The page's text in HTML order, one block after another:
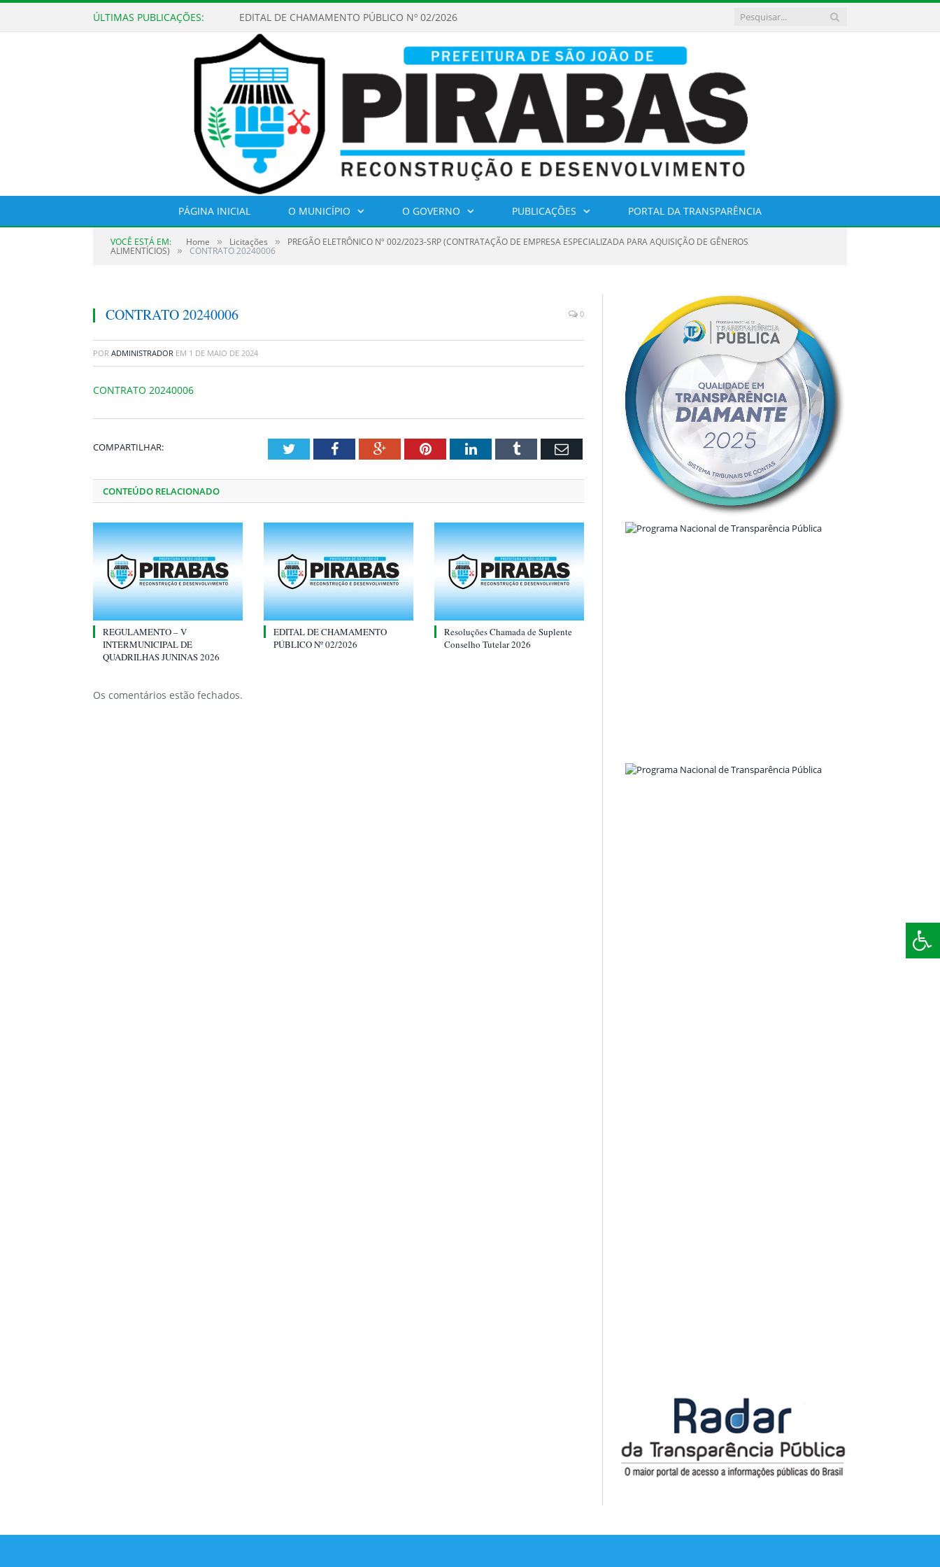
ÚLTIMAS PUBLICAÇÕES: EDITAL DE CHAMAMENTO PÚBLICO Nº 02/2026
PÁGINA INICIAL O MUNICÍPIO O GOVERNO PUBLICAÇÕES PORTAL DA TRANSPARÊNCIA
VOCÊ ESTÁ EM: Home » Licitações » PREGÃO ELETRÔNICO Nº 002/2023-SRP (CONTRATAÇÃO DE EMPRESA ESPECIALIZADA PARA AQUISIÇÃO DE GÊNEROS
ALIMENTÍCIOS) » CONTRATO 20240006
CONTRATO 20240006 0
POR ADMINISTRADOR EM 1 DE MAIO DE 2024
CONTRATO 20240006
COMPARTILHAR: TwitterFacebookGoogle+PinterestLinkedInTumblr Email
CONTEÚDO RELACIONADO
REGULAMENTO – V
INTERMUNICIPAL DE
QUADRILHAS JUNINAS 2026
EDITAL DE CHAMAMENTO
PÚBLICO Nº 02/2026
Resoluções Chamada de Suplente
Conselho Tutelar 2026
Os comentários estão fechados.